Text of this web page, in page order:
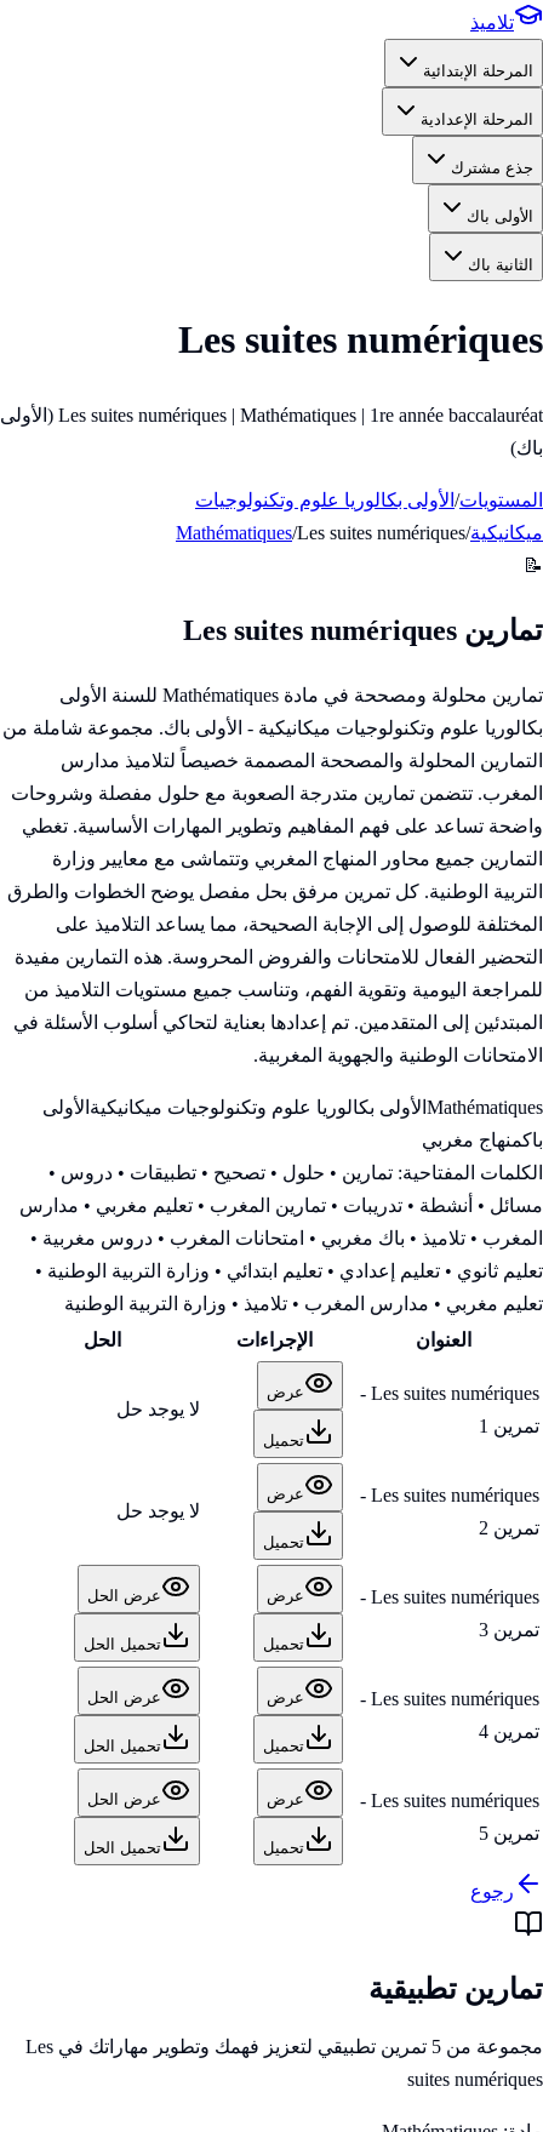
تلاميذ
المرحلة الإبتدائية
المرحلة الإعدادية
جذع مشترك
الأولى باك
الثانية باك
Les suites numériques
Les suites numériques | Mathématiques | 1re année baccalauréat (الأولى
باك)
المستويات/ الأولى بكالوريا علوم وتكنولوجيات
ميكانيكية/
Mathématiques/Les suites numériques
📝
تمارين Les suites numériques
تمارين محلولة ومصححة في مادة Mathématiques للسنة الأولى
بكالوريا علوم وتكنولوجيات ميكانيكية - الأولى باك. مجموعة شاملة من
التمارين المحلولة والمصححة المصممة خصيصاً لتلاميذ مدارس
المغرب. تتضمن تمارين متدرجة الصعوبة مع حلول مفصلة وشروحات
واضحة تساعد على فهم المفاهيم وتطوير المهارات الأساسية. تغطي
التمارين جميع محاور المنهاج المغربي وتتماشى مع معايير وزارة
التربية الوطنية. كل تمرين مرفق بحل مفصل يوضح الخطوات والطرق
المختلفة للوصول إلى الإجابة الصحيحة، مما يساعد التلاميذ على
التحضير الفعال للامتحانات والفروض المحروسة. هذه التمارين مفيدة
للمراجعة اليومية وتقوية الفهم، وتناسب جميع مستويات التلاميذ من
المبتدئين إلى المتقدمين. تم إعدادها بعناية لتحاكي أسلوب الأسئلة في
الامتحانات الوطنية والجهوية المغربية.
Mathématiques الأولى بكالوريا علوم وتكنولوجيات ميكانيكية الأولى
باكمنهاج مغربي
الكلمات المفتاحية: تمارين • حلول • تصحيح • تطبيقات • دروس •
مسائل • أنشطة • تدريبات • تمارين المغرب • تعليم مغربي • مدارس
المغرب • تلاميذ • باك مغربي • امتحانات المغرب • دروس مغربية •
تعليم ثانوي • تعليم إعدادي • تعليم ابتدائي • وزارة التربية الوطنية •
تعليم مغربي • مدارس المغرب • تلاميذ • وزارة التربية الوطنية
العنوان
الإجراءات الحل
Les suites numériques -
تمرين 1
عرض
تحميل
لا يوجد حل
Les suites numériques -
تمرين 2
عرض
تحميل
لا يوجد حل
Les suites numériques -
تمرين 3
عرض
تحميل
عرض الحل
تحميل الحل
Les suites numériques -
تمرين 4
عرض
تحميل
عرض الحل
تحميل الحل
Les suites numériques -
تمرين 5
عرض
تحميل
عرض الحل
تحميل الحل
رجوع
تمارين تطبيقية
مجموعة من 5 تمرين تطبيقي لتعزيز فهمك وتطوير مهاراتك في Les
suites numériques